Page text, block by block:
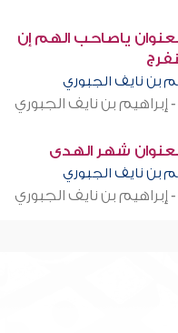
ياصاحب الهم إن
بن نايف الجبوري
إبراهيم بن نايف الجبوري
شهر الهدى
بن نايف الجبوري
إبراهيم بن نايف الجبوري